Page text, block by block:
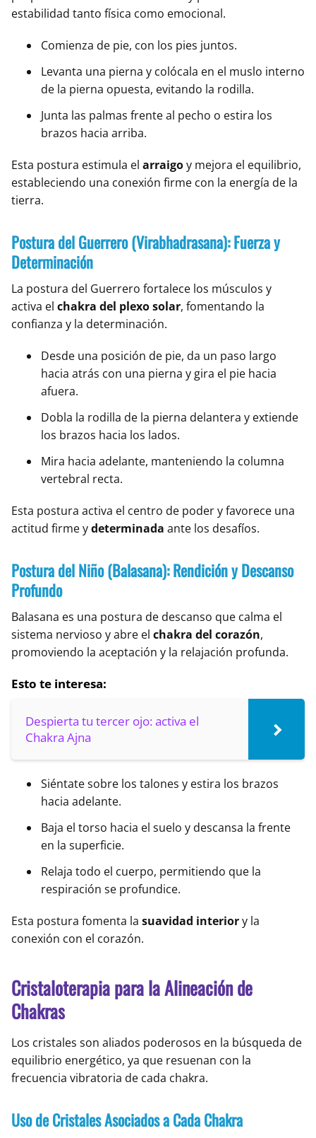
estabilidad tanto física como emocional.
Comienza de pie, con los pies juntos.
Levanta una pierna y colócala en el muslo interno
de la pierna opuesta, evitando la rodilla.
Junta las palmas frente al pecho o estira los
brazos hacia arriba.
Esta postura estimula el arraigoy mejora el equilibrio,
estableciendo una conexión firme con la energía de la
tierra.
Postura del Guerrero (Virabhadrasana): Fuerza y
Determinación
La postura del Guerrero fortalece los músculos y
activa el chakra del plexo solar, fomentando la
confianza y la determinación.
Desde una posición de pie, da un paso largo
hacia atrás con una pierna y gira el pie hacia
afuera.
Dobla la rodilla de la pierna delantera y extiende
los brazos hacia los lados.
Mira hacia adelante, manteniendo la columna
vertebral recta.
Esta postura activa el centro de poder y favorece una
actitud firme ydeterminada ante los desafíos.
Postura del Niño (Balasana): Rendición y Descanso
Profundo
Balasana es una postura de descanso que calma el
sistema nervioso y abre el chakra del corazón,
promoviendo la aceptación y la relajación profunda.
Esto te interesa:
Despierta tu tercer ojo: activa el
Chakra Ajna
Siéntate sobre los talones y estira los brazos
hacia adelante.
Baja el torso hacia el suelo y descansa la frente
en la superficie.
Relaja todo el cuerpo, permitiendo que la
respiración se profundice.
Esta postura fomenta la suavidad interiory la
conexión con el corazón.
Cristaloterapia para la Alineación de
Chakras
Los cristales son aliados poderosos en la búsqueda de
equilibrio energético, ya que resuenan con la
frecuencia vibratoria de cada chakra.
Uso de Cristales Asociados a Cada Chakra